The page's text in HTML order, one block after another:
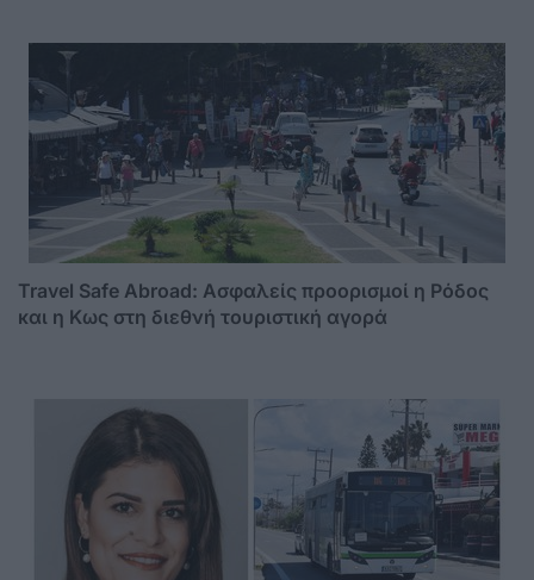
Travel Safe Abroad: Ασφαλείς προορισμοί η Ρόδος
και η Κως στη διεθνή τουριστική αγορά